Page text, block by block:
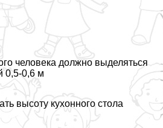
человека должно выделяться
0,5-0,6 м
высоту кухонного стола